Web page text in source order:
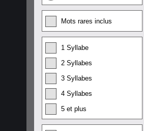
Mots rares inclus
1 Syllabe
2 Syllabes
3 Syllabes
4 Syllabes
5 et plus